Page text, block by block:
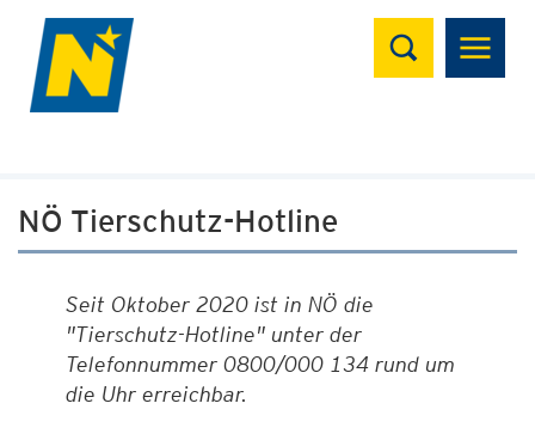
Suchen
NÖ Tierschutz-Hotline
Seit Oktober 2020 ist in NÖ die
"Tierschutz-Hotline" unter der
Telefonnummer 0800/000 134 rund um
die Uhr erreichbar.